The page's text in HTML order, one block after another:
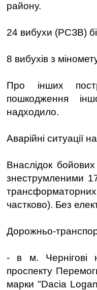
району.
24 вибухи (РСЗВ)
8 вибухів з
Про інших
пошкодження
надходило.
Аварійні ситуації
Внаслідок
знеструмленими
частково). Без
Дорожньо-
- в м. Чернігові
проспекту
марки "Dacia